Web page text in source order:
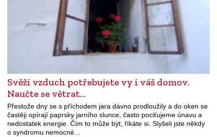
Svěží vzduch potřebujete vy i váš domov.
Naučte se větrat…
Přestože dny se s příchodem jara dávno prodloužily a do oken se
častěji opírají paprsky jarního slunce, často pociťujeme únavu a
nedostatek energie. Čím to může být, říkáte si. Slyšeli jste někdy
o syndromu nemocné…